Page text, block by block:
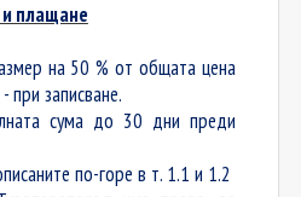
и плащане
на 50 % от общата цена
при записване.
сума до 30 дни преди
по-горе в т. 1.1 и 1.2